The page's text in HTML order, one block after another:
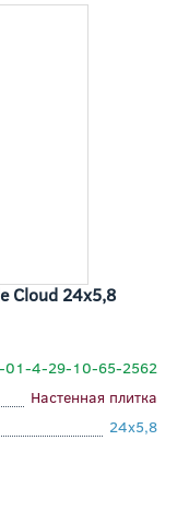
Cloud 24x5,8
01-4-29-10-65-2562
Настенная плитка
24x5,8